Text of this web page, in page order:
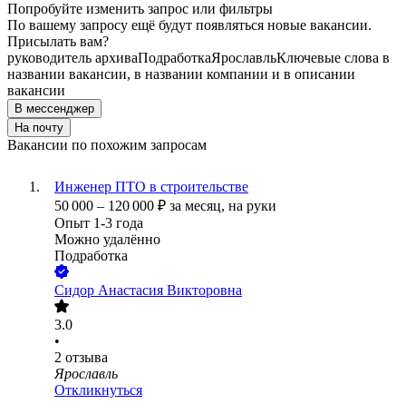
Попробуйте изменить запрос или фильтры
По вашему запросу ещё будут появляться новые вакансии.
Присылать вам?
руководитель архиваПодработкаЯрославльКлючевые слова в
названии вакансии, в названии компании и в описании
вакансии
В мессенджер
На почту
Вакансии по похожим запросам
Инженер ПТО в строительстве
50 000 – 120 000 ₽ за месяц, на руки
Опыт 1-3 года
Можно удалённо
Подработка
Сидор Анастасия Викторовна
3.0
•
2 отзыва
Ярославль
Откликнуться